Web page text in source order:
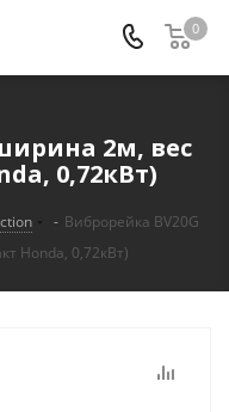
0
2м, вес
0,72кВт)
- Виброрейка BV20G
Honda, 0,72кВт)